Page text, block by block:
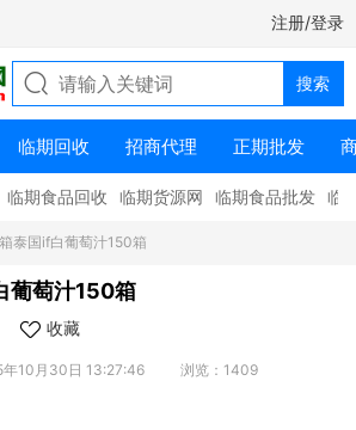
注册/登录
临期回收 招商代理 正期批发
临期食品回收 临期货源网 临期食品批发 临
泰国if白葡萄汁150箱
葡萄汁150箱
收藏
10月30日 13:27:46
浏览：1409